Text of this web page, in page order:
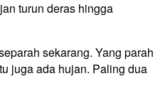
turun deras hingga
sekarang. Yang parah
juga ada hujan. Paling dua